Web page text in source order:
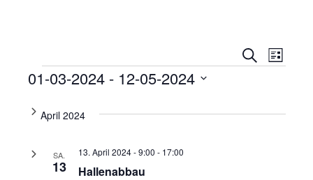
Suche
Liste
Veranstaltungen
01-03-2024 - 12-05-2024
wählen.
April 2024
SA.
13 Hallenabbau
13. April 2024 - 9:00 - 17:00